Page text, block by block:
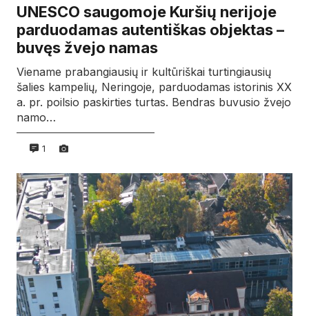
UNESCO saugomoje Kuršių nerijoje
parduodamas autentiškas objektas –
buvęs žvejo namas
Viename prabangiausių ir kultūriškai turtingiausių
šalies kampelių, Neringoje, parduodamas istorinis XX
a. pr. poilsio paskirties turtas. Bendras buvusio žvejo
namo…
1